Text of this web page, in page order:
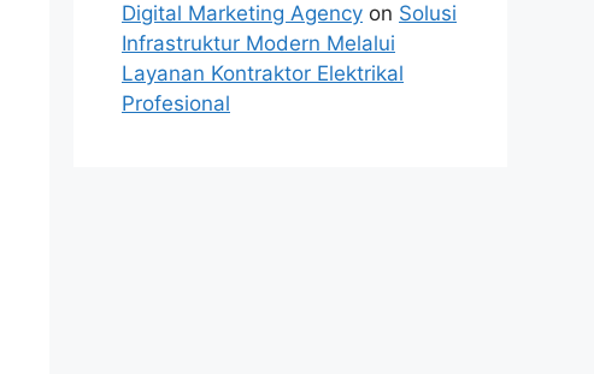
Digital Marketing Agency on Solusi
Infrastruktur Modern Melalui
Layanan Kontraktor Elektrikal
Profesional